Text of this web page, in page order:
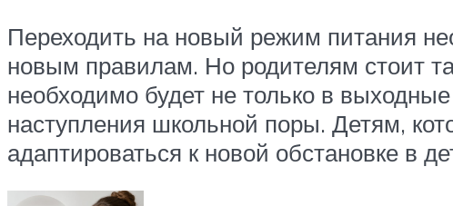
Переходить на новый режим питания
новым правилам. Но родителям стоит
необходимо будет не только в
наступления школьной поры. Детям,
адаптироваться к новой обстановке в